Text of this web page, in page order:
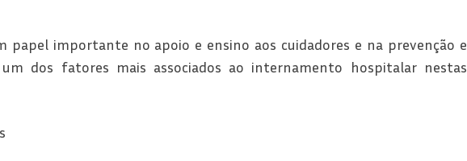
papel importante no apoio e ensino aos cuidadores e na prevenção e
dos fatores mais associados ao internamento hospitalar nestas